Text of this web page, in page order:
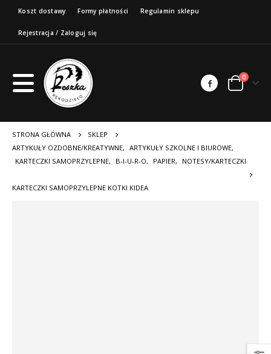
Koszt dostawy Formy płatności Regulamin sklepu
Rejestracja / Zaloguj się
0
STRONA GŁÓWNA
SKLEP
ARTYKUŁY OZDOBNE/KREATYWNE, ARTYKUŁY SZKOLNE I BIUROWE,
KARTECZKI SAMOPRZYLEPNE, B-I-U-R-O, PAPIER, NOTESY/KARTECZKI
KARTECZKI SAMOPRZYLEPNE KOTKI KIDEA